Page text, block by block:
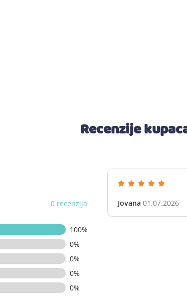
Recenzije
0 recenzija
100%
0%
0%
0%
0%
Jovana 01.07.2026